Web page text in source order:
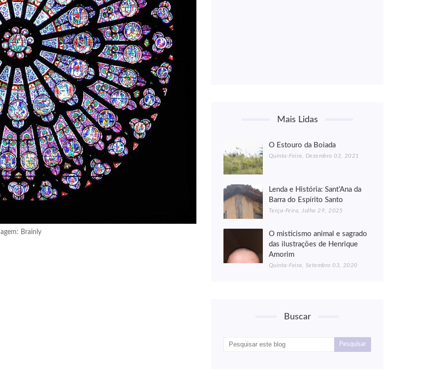
Brainly
Mais Lidas
O Estouro da Boiada
Quinta-Feira, Dezembro 02, 2021
Lenda e História: Sant’Ana da
Barra do Espírito Santo
Terça-Feira, Julho 29, 2025
O misticismo animal e sagrado
das ilustrações de Henrique
Amorim
Quinta-Feira, Setembro 03, 2020
Buscar